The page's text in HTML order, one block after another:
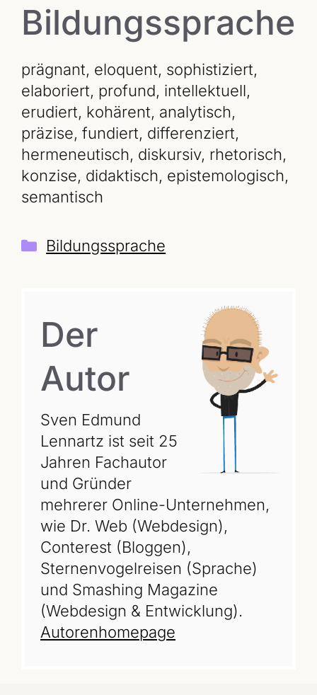
Bildungssprache
prägnant, eloquent, sophistiziert,
elaboriert, profund, intellektuell,
erudiert, kohärent, analytisch,
präzise, fundiert, differenziert,
hermeneutisch, diskursiv, rhetorisch,
konzise, didaktisch, epistemologisch,
semantisch
Kategorien
Bildungssprache
Der
Autor
Sven Edmund
Lennartz ist seit 25
Jahren Fachautor
und Gründer
mehrerer Online-Unternehmen,
wie Dr. Web (Webdesign),
Conterest (Bloggen),
Sternenvogelreisen (Sprache)
und Smashing Magazine
(Webdesign & Entwicklung).
Autorenhomepage